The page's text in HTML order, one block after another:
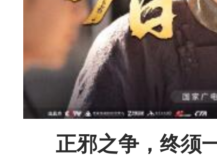
正邪之争，终须